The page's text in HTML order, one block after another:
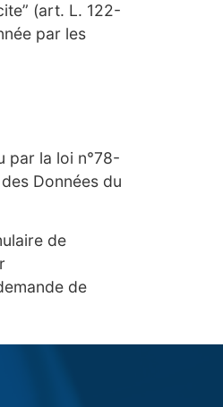
(art. L. 122-
par les
par la loi n°78-
Données du
de
de